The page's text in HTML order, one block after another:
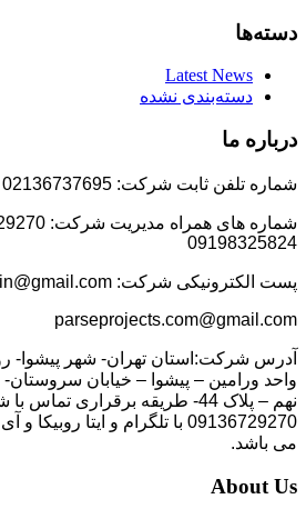
دسته‌ها
Latest News
دسته‌بندی نشده
درباره ما
شماره تلفن ثابت شرکت: 02136737695
09198325824
پست الکترونیکی شرکت: amin.hosein@gmail.com
parseprojects.com@gmail.com
آدرس شرکت:استان تهران- شهر پیشوا-
واحد ورامین – پیشوا – خیابان
نهم – پلاک 44- طریقه برقراری تماس
09136729270 با تلگرام و ایتا
می باشد.
About Us